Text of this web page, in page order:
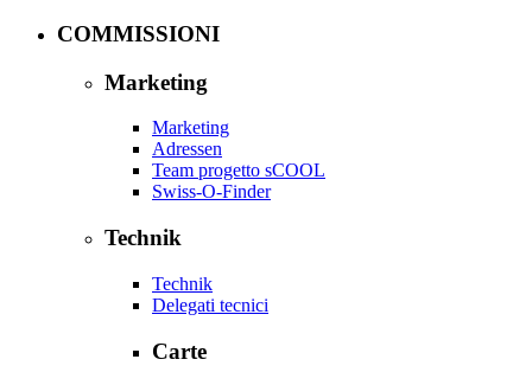
COMMISSIONI
Marketing
Marketing
Adressen
Team progetto sCOOL
Swiss-O-Finder
Technik
Technik
Delegati tecnici
Carte